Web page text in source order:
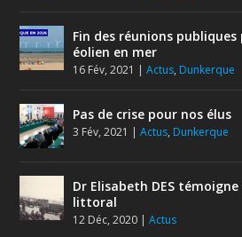
Fin des réunions
éolien en mer
16 Fév, 2021 |Actus, Dunkerque
Pas de crise pour nos élus
3 Fév, 2021 |Actus, Dunkerque
Dr Elisabeth DES
littoral
12 Déc, 2020 |Actus